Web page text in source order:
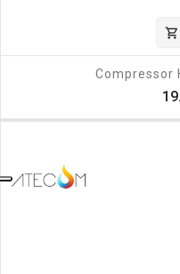
shopping_cart
Compressor